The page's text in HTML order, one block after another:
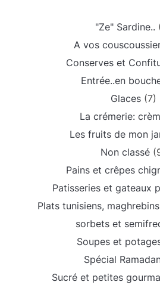
"Ze" Sardine..
A vos
Conserves et
Entrée..en
Glaces(7)
La crémerie:
Les fruits de mon
Non classé
Pains et crêpes
Patisseries et gateaux
Plats tunisiens,
sorbets et
Soupes et
Spécial
Sucré et petites